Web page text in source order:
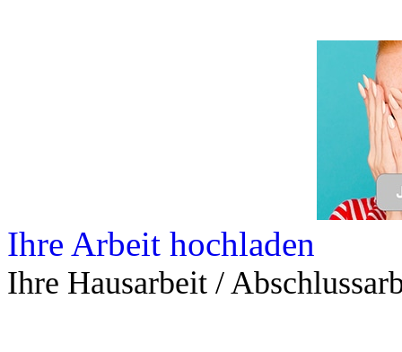
Ihre Arbeit hochladen
Ihre Hausarbeit /